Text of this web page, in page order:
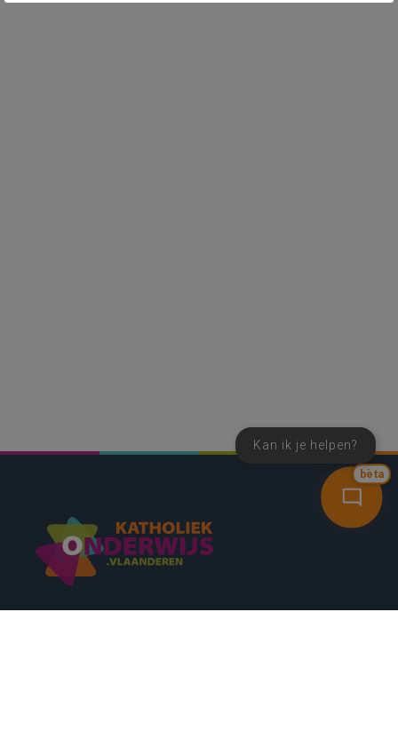
bèta
Kan ik je helpen?